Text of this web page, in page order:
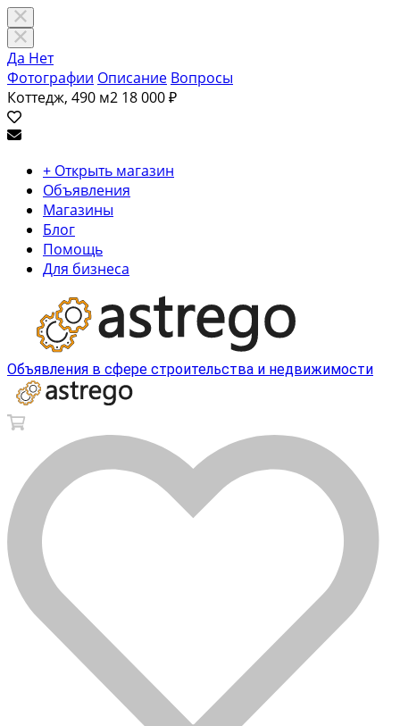
Да Нет
Фотографии Описание Вопросы
Коттедж, 490 м2 18 000 ₽
+ Открыть магазин
Объявления
Магазины
Блог
Помощь
Для бизнеса
Объявления в сфере строительства и недвижимости